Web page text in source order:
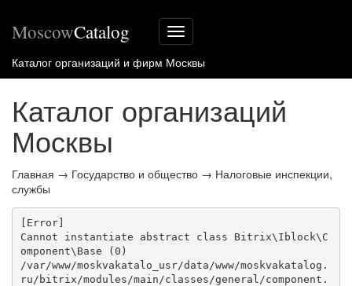
Меню
сайта
MoscowCatalog
Каталог организаций и фирм Москвы
Каталог организаций
Москвы
Главная → Государство и общество → Налоговые инспекции,
службы
[Error]
Cannot instantiate abstract class Bitrix\Iblock\C
omponent\Base (0)
/var/www/moskvakatalo_usr/data/www/moskvakatalog.
ru/bitrix/modules/main/classes/general/component.